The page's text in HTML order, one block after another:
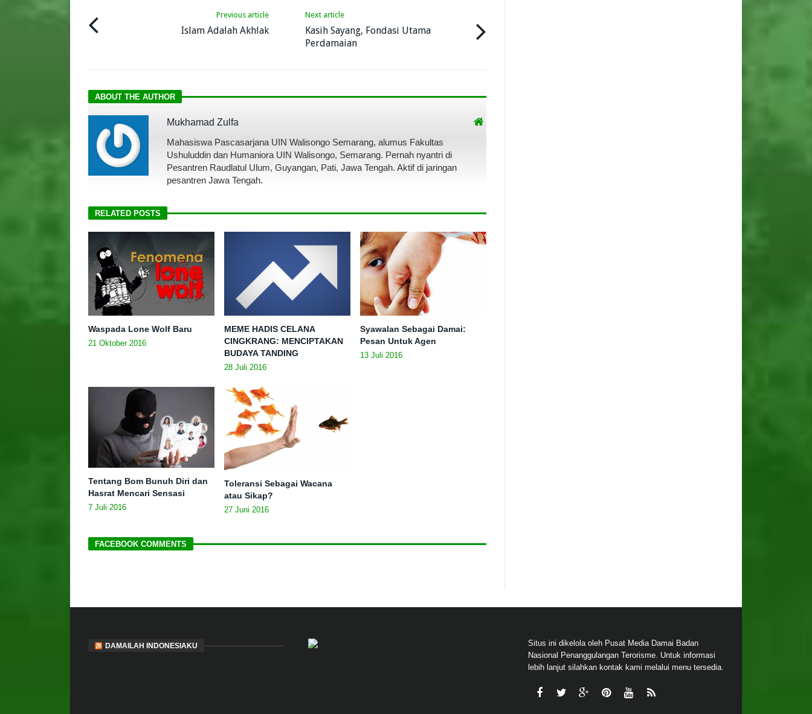
Previous article
Islam Adalah Akhlak
Next article
Kasih Sayang, Fondasi Utama
Perdamaian
ABOUT THE AUTHOR
Mukhamad Zulfa
Mahasiswa Pascasarjana UIN Walisongo Semarang, alumus Fakultas
Ushuluddin dan Humaniora UIN Walisongo, Semarang. Pernah nyantri di
Pesantren Raudlatul Ulum, Guyangan, Pati, Jawa Tengah. Aktif di jaringan
pesantren Jawa Tengah.
RELATED POSTS
Waspada Lone Wolf Baru
21 Oktober 2016
MEME HADIS CELANA
CINGKRANG: MENCIPTAKAN
BUDAYA TANDING
28 Juli 2016
Syawalan Sebagai Damai:
Pesan Untuk Agen
13 Juli 2016
Tentang Bom Bunuh Diri dan
Hasrat Mencari Sensasi
7 Juli 2016
Toleransi Sebagai Wacana
atau Sikap?
27 Juni 2016
FACEBOOK COMMENTS
DAMAILAH INDONESIAKU
Situs ini dikelola oleh Pusat Media Damai Badan
Nasional Penanggulangan Terorisme. Untuk informasi
lebih lanjut silahkan kontak kami melalui menu tersedia.